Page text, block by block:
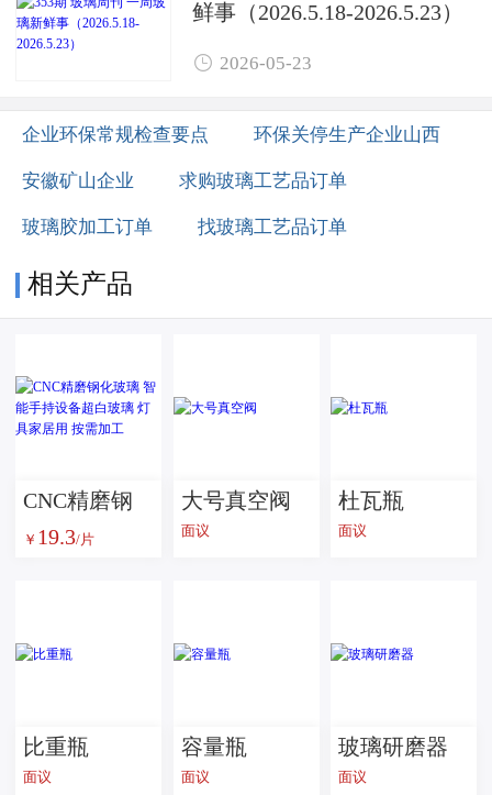
鲜事（2026.5.18-2026.5.23）
 2026-05-23
企业环保常规检查要点 环保关停生产企业山西
安徽矿山企业 求购玻璃工艺品订单
玻璃胶加工订单 找玻璃工艺品订单
相关产品
CNC精磨钢
化玻璃 智能
家居用 按需
￥ 19.3/片
大号真空阀
面议
杜瓦瓶
面议
比重瓶
面议
容量瓶
面议
玻璃研磨器
面议